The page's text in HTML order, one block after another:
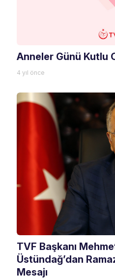
Anneler Günü Kutlu
4 yıl önce
TVF Başkanı
Üstündağ’dan
Mesajı